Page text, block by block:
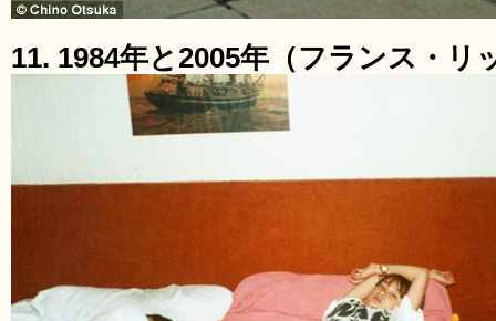
11. 1984年と2005年（フランス・リ